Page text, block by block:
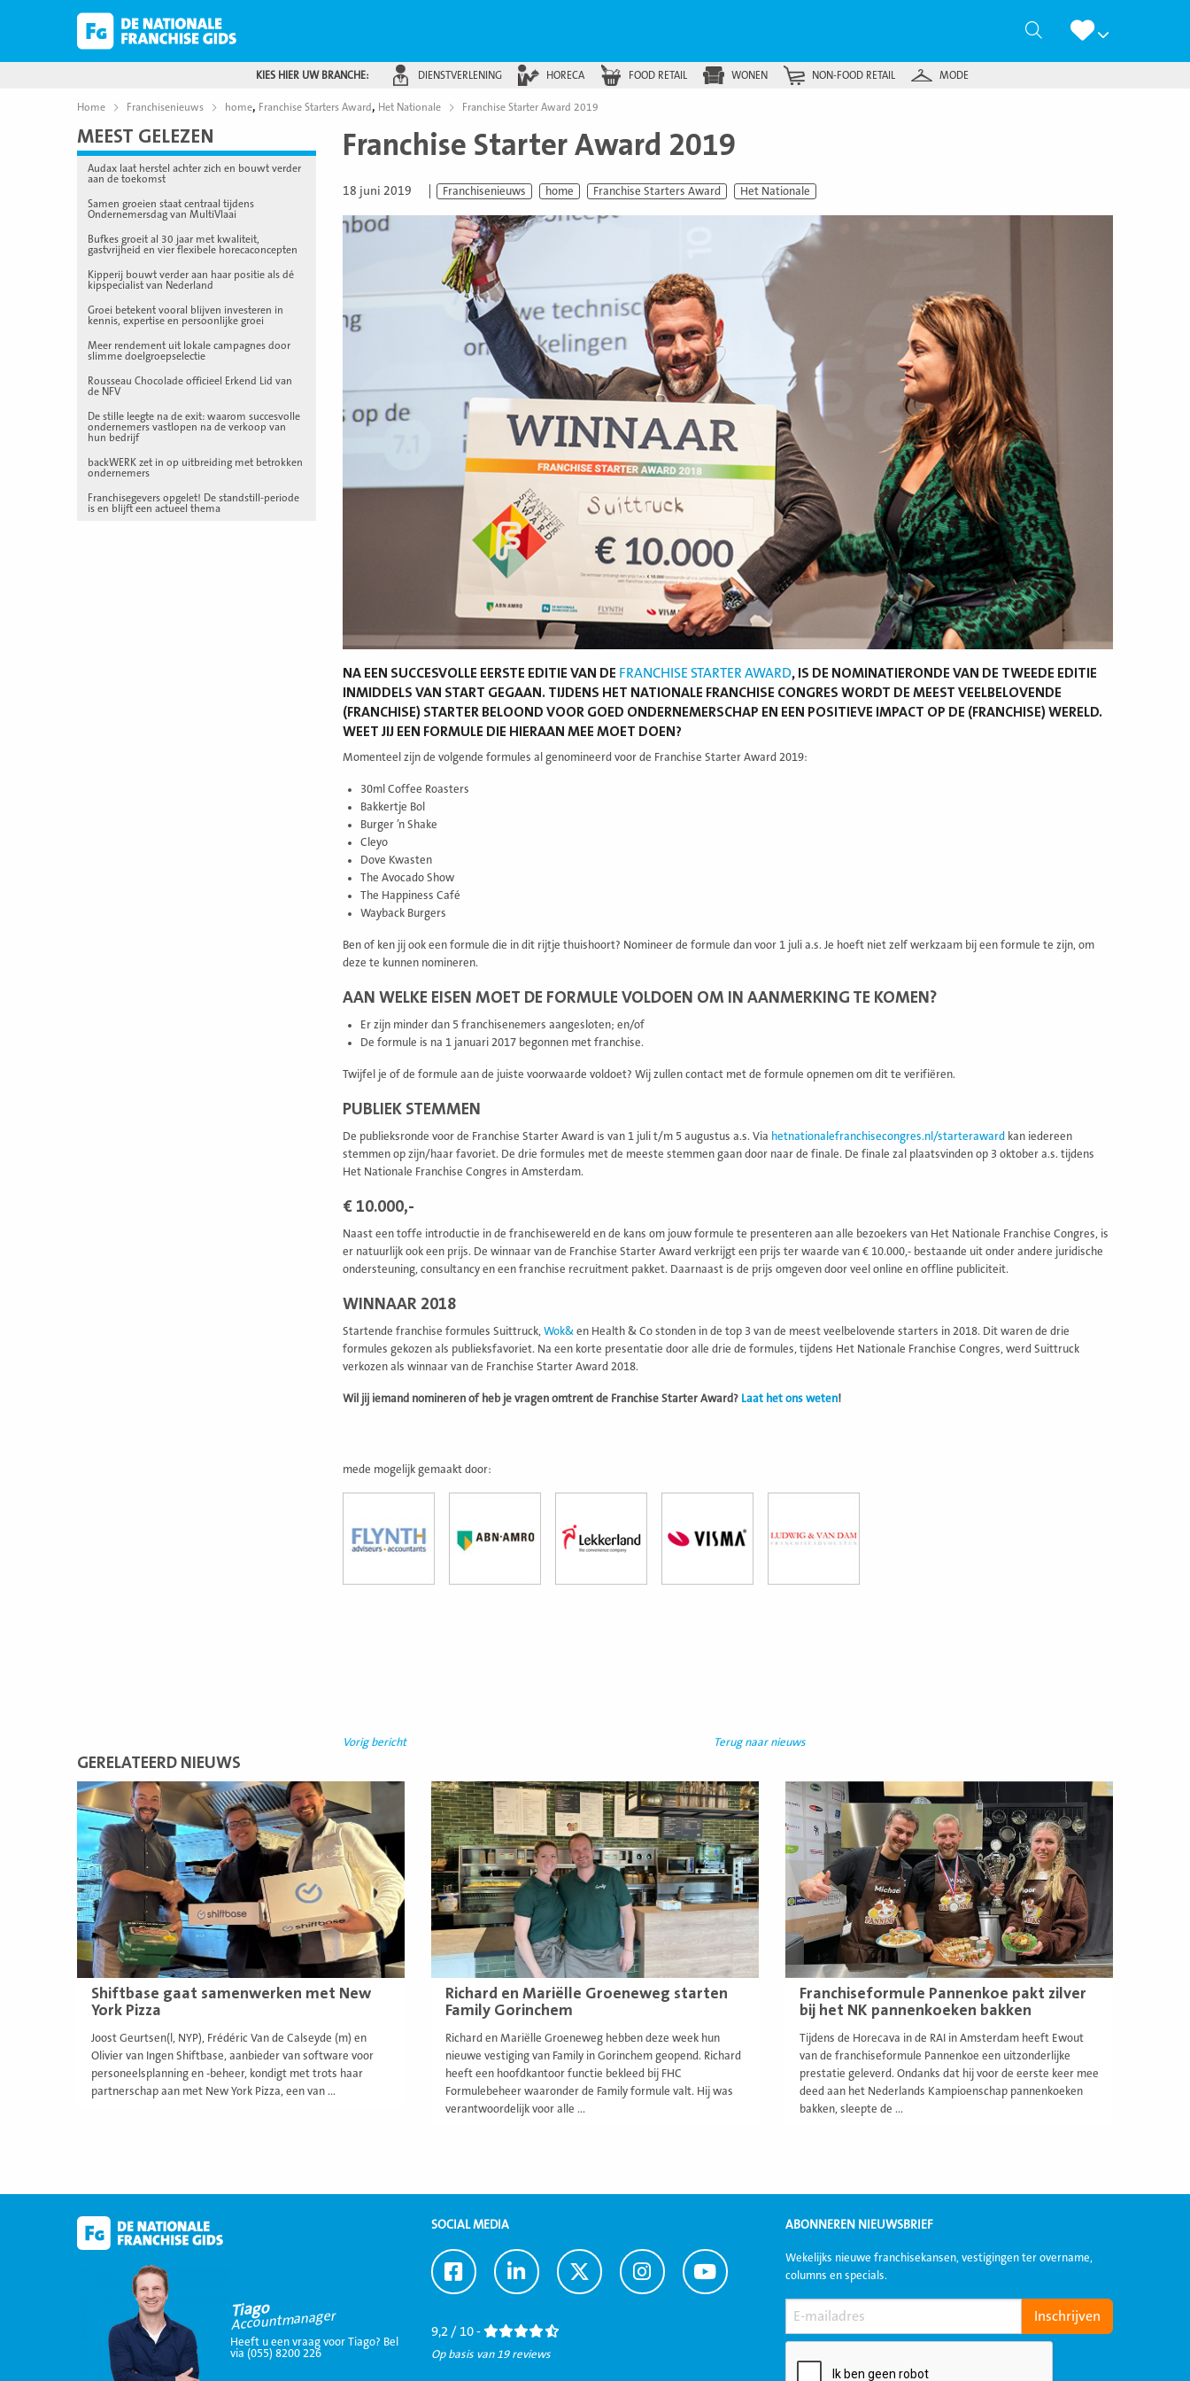
Zoeken
KIES HIER UW BRANCHE: DIENSTVERLENING HORECA FOOD RETAIL WONEN NON-FOOD RETAIL MODE
Home Franchisenieuws home, Franchise Starters Award , Het Nationale Franchise Starter Award 2019
MEEST GELEZEN
Audax laat herstel achter zich en bouwt verder
aan de toekomst
Samen groeien staat centraal tijdens
Ondernemersdag van MultiVlaai
Bufkes groeit al 30 jaar met kwaliteit,
gastvrijheid en vier flexibele horecaconcepten
Kipperij bouwt verder aan haar positie als dé
kipspecialist van Nederland
Groei betekent vooral blijven investeren in
kennis, expertise en persoonlijke groei
Meer rendement uit lokale campagnes door
slimme doelgroepselectie
Rousseau Chocolade officieel Erkend Lid van
de NFV
De stille leegte na de exit: waarom succesvolle
ondernemers vastlopen na de verkoop van
hun bedrijf
backWERK zet in op uitbreiding met betrokken
ondernemers
Franchisegevers opgelet! De standstill-periode
is en blijft een actueel thema
Franchise Starter Award 2019
18 juni 2019 Franchisenieuws home Franchise Starters Award Het Nationale
NA EEN SUCCESVOLLE EERSTE EDITIE VAN DE FRANCHISE STARTER AWARD, IS DE NOMINATIERONDE VAN DE TWEEDE EDITIE
INMIDDELS VAN START GEGAAN. TIJDENS HET NATIONALE FRANCHISE CONGRES WORDT DE MEEST VEELBELOVENDE
(FRANCHISE) STARTER BELOOND VOOR GOED ONDERNEMERSCHAP EN EEN POSITIEVE IMPACT OP DE (FRANCHISE) WERELD.
WEET JIJ EEN FORMULE DIE HIERAAN MEE MOET DOEN?
Momenteel zijn de volgende formules al genomineerd voor de Franchise Starter Award 2019:
30ml Coffee Roasters
Bakkertje Bol
Burger ’n Shake
Cleyo
Dove Kwasten
The Avocado Show
The Happiness Café
Wayback Burgers
Ben of ken jij ook een formule die in dit rijtje thuishoort? Nomineer de formule dan voor 1 juli a.s. Je hoeft niet zelf werkzaam bij een formule te zijn, om
deze te kunnen nomineren.
AAN WELKE EISEN MOET DE FORMULE VOLDOEN OM IN AANMERKING TE KOMEN?
Er zijn minder dan 5 franchisenemers aangesloten; en/of
De formule is na 1 januari 2017 begonnen met franchise.
Twijfel je of de formule aan de juiste voorwaarde voldoet? Wij zullen contact met de formule opnemen om dit te verifiëren.
PUBLIEK STEMMEN
De publieksronde voor de Franchise Starter Award is van 1 juli t/m 5 augustus a.s. Via hetnationalefranchisecongres.nl/starteraward kan iedereen
stemmen op zijn/haar favoriet. De drie formules met de meeste stemmen gaan door naar de finale. De finale zal plaatsvinden op 3 oktober a.s. tijdens
Het Nationale Franchise Congres in Amsterdam.
€ 10.000,-
Naast een toffe introductie in de franchisewereld en de kans om jouw formule te presenteren aan alle bezoekers van Het Nationale Franchise Congres, is
er natuurlijk ook een prijs. De winnaar van de Franchise Starter Award verkrijgt een prijs ter waarde van € 10.000,- bestaande uit onder andere juridische
ondersteuning, consultancy en een franchise recruitment pakket. Daarnaast is de prijs omgeven door veel online en offline publiciteit.
WINNAAR 2018
Startende franchise formules Suittruck, Wok& en Health & Co stonden in de top 3 van de meest veelbelovende starters in 2018. Dit waren de drie
formules gekozen als publieksfavoriet. Na een korte presentatie door alle drie de formules, tijdens Het Nationale Franchise Congres, werd Suittruck
verkozen als winnaar van de Franchise Starter Award 2018.
Wil jij iemand nomineren of heb je vragen omtrent de Franchise Starter Award? Laat het ons weten!
mede mogelijk gemaakt door:
Vorig bericht Terug naar nieuws
GERELATEERD NIEUWS
Shiftbase gaat samenwerken met New
York Pizza
Joost Geurtsen(l, NYP), Frédéric Van de Calseyde (m) en
Olivier van Ingen Shiftbase, aanbieder van software voor
personeelsplanning en -beheer, kondigt met trots haar
partnerschap aan met New York Pizza, een van ...
Lees
meer
Richard en Mariëlle Groeneweg starten
Family Gorinchem
Richard en Mariëlle Groeneweg hebben deze week hun
nieuwe vestiging van Family in Gorinchem geopend. Richard
heeft een hoofdkantoor functie bekleed bij FHC
Formulebeheer waaronder de Family formule valt. Hij was
verantwoordelijk voor alle ...
Lees
meer
Franchiseformule Pannenkoe pakt zilver
bij het NK pannenkoeken bakken
Tijdens de Horecava in de RAI in Amsterdam heeft Ewout
van de franchiseformule Pannenkoe een uitzonderlijke
prestatie geleverd. Ondanks dat hij voor de eerste keer mee
deed aan het Nederlands Kampioenschap pannenkoeken
bakken, sleepte de ...
Lees
meer
Tiago
Accountmanager
Heeft u een vraag voor Tiago? Bel
via (055) 8200 226
SOCIAL MEDIA
Ga
naar
Ga
naar
Ga
naar
Ga
naar
Ga
naar
9,2 / 10 -
Op basis van 19 reviews
ABONNEREN NIEUWSBRIEF
Wekelijks nieuwe franchisekansen, vestigingen ter overname,
columns en specials.